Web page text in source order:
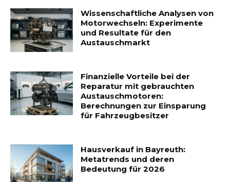
Wissenschaftliche Analysen von
Motorwechseln: Experimente
und Resultate für den
Austauschmarkt
Finanzielle Vorteile bei der
Reparatur mit gebrauchten
Austauschmotoren:
Berechnungen zur Einsparung
für Fahrzeugbesitzer
Hausverkauf in Bayreuth:
Metatrends und deren
Bedeutung für 2026